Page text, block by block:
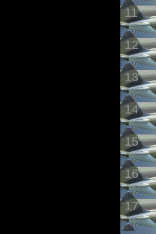
11
12
13
14
15
16
17